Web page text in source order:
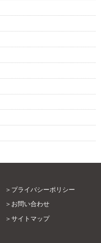
プライバシーポリシー
お問い合わせ
サイトマップ